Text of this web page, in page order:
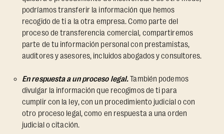
podríamos transferir la información que hemos
recogido de ti a la otra empresa. Como parte del
proceso de transferencia comercial, compartiremos
parte de tu información personal con prestamistas,
auditores y asesores, incluidos abogados y consultores.
En respuesta a un proceso legal.También podemos
divulgar la información que recogimos de ti para
cumplir con la ley, con un procedimiento judicial o con
otro proceso legal, como en respuesta a una orden
judicial o citación.